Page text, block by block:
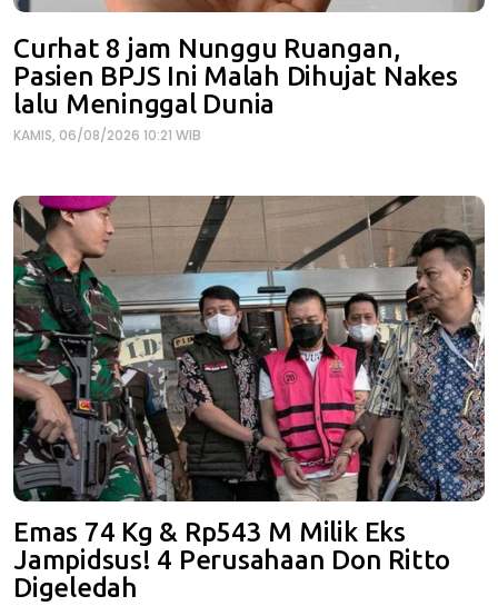
Curhat 8 jam Nunggu Ruangan,
Pasien BPJS Ini Malah Dihujat Nakes
lalu Meninggal Dunia
KAMIS, 06/08/2026 10:21 WIB
Emas 74 Kg & Rp543 M Milik Eks
Jampidsus! 4 Perusahaan Don Ritto
Digeledah